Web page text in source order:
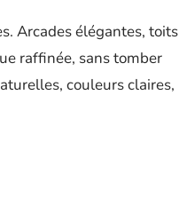
Arcades élégantes, toits
raffinée, sans tomber
couleurs claires,